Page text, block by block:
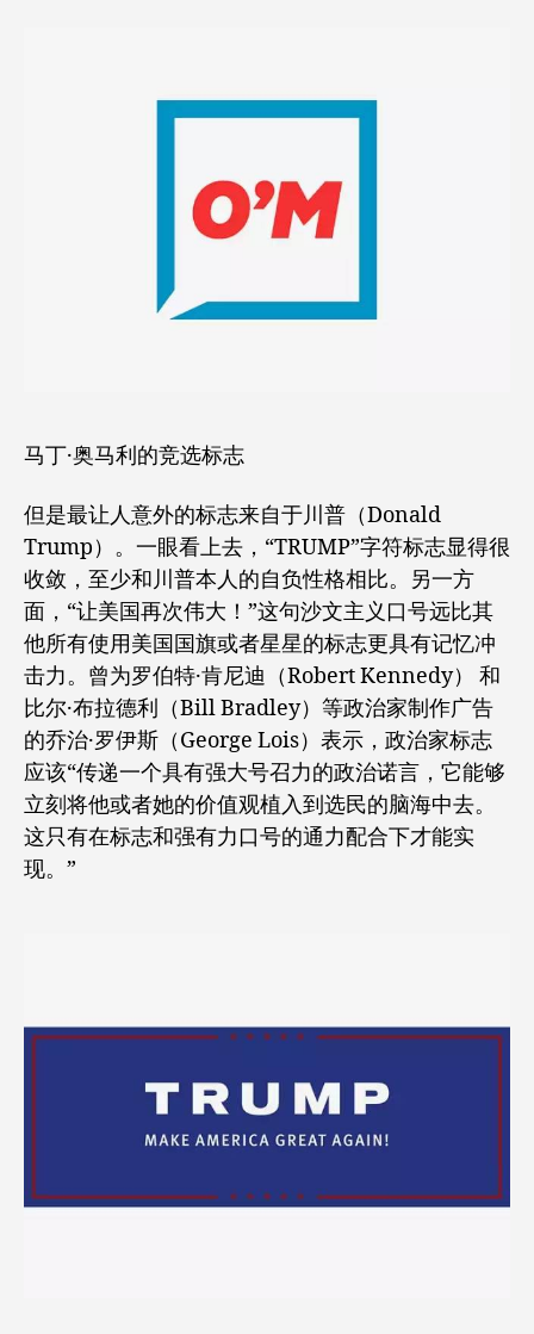
马丁·奥马利的竞选标志
但是最让人意外的标志来自于川普（Donald
Trump）。一眼看上去，“TRUMP”字符标志显得很
收敛，至少和川普本人的自负性格相比。另一方
面，“让美国再次伟大！”这句沙文主义口号远比其
他所有使用美国国旗或者星星的标志更具有记忆冲
击力。曾为罗伯特·肯尼迪（Robert Kennedy） 和
比尔·布拉德利（Bill Bradley）等政治家制作广告
的乔治·罗伊斯（George Lois）表示，政治家标志
应该“传递一个具有强大号召力的政治诺言，它能够
立刻将他或者她的价值观植入到选民的脑海中去。
这只有在标志和强有力口号的通力配合下才能实
现。”